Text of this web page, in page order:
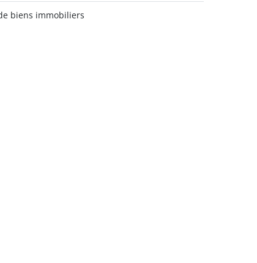
biens immobiliers